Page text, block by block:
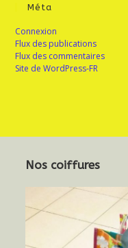
Méta
Connexion
Flux des publications
Flux des commentaires
Site de WordPress-FR
Nos coiffures